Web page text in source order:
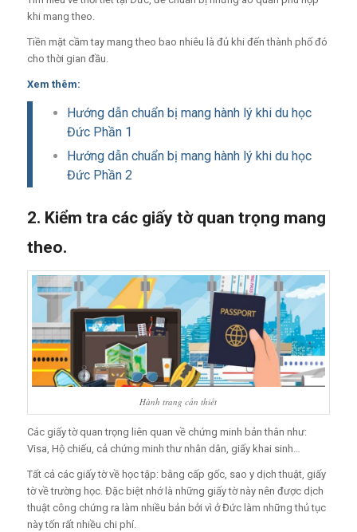
khi mang theo.
Tiền mặt cầm tay mang theo bao nhiêu là đủ khi đến thành phố đó
cho thời gian đầu.
Xem thêm:
Hướng dẫn chuẩn bị mang hành lý khi du học
Đức Phần 1
Hướng dẫn chuẩn bị mang hành lý khi du học
Đức Phần 2
2. Kiểm tra các giấy tờ quan trọng mang
theo.
Hành trang cần thiết
Các giấy tờ quan trọng liên quan về chứng minh bản thân như:
Visa, Hộ chiếu, cả chứng minh thư nhân dân, giấy khai sinh…
Tất cả các giấy tờ về học tập: bằng cấp gốc, sao y dịch thuật, giấy
tờ về trường học. Đặc biệt nhớ là những giấy tờ này nên được dịch
thuật công chứng ra làm nhiều bản bởi vì ở Đức làm những thủ tục
này tốn rất nhiều chi phí.